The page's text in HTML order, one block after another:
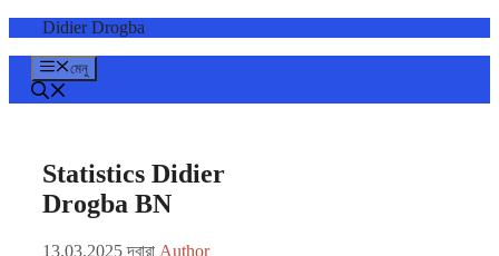
এড়িেয়Didier Drogba
মেনু
Statistics Didier
Drogba BN
13.03.2025 দ্বারা Author